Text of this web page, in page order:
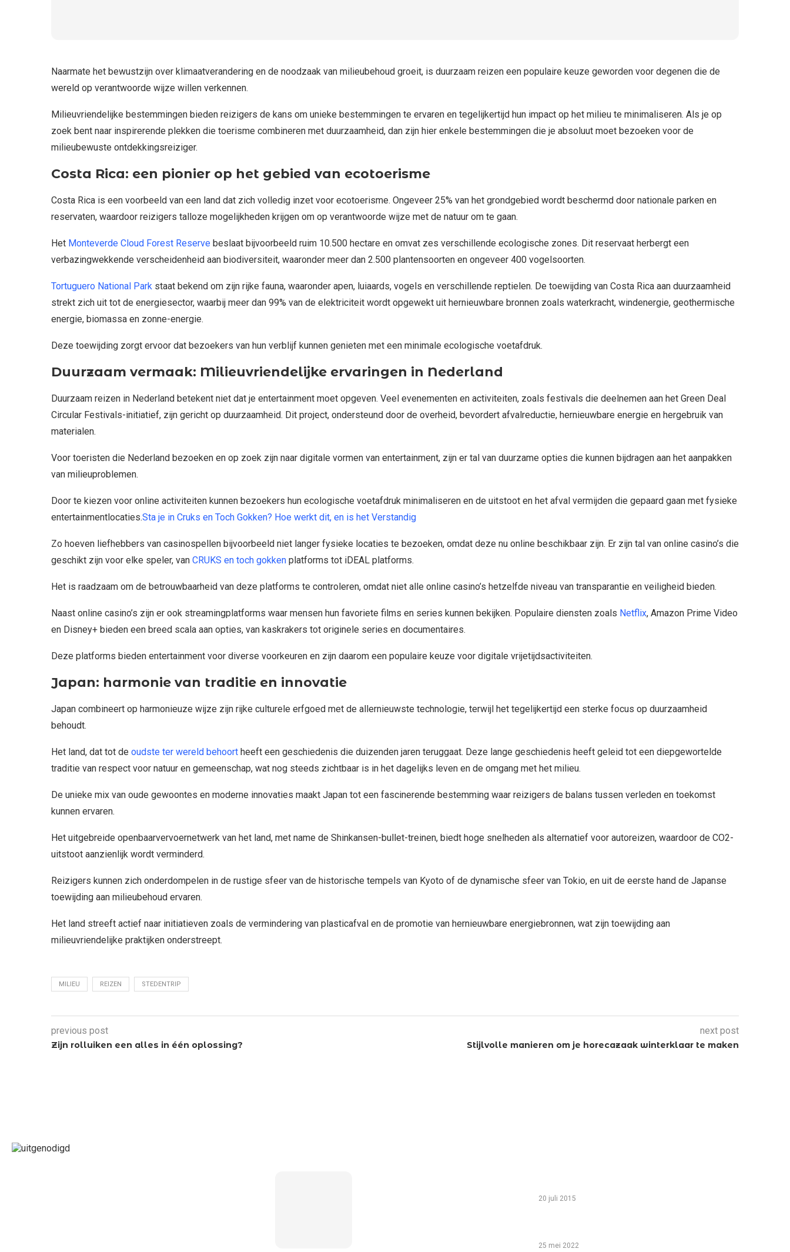
Naarmate het bewustzijn over klimaatverandering en de noodzaak van milieubehoud groeit, is duurzaam reizen een populaire keuze geworden voor degenen die de
wereld op verantwoorde wijze willen verkennen.
Milieuvriendelijke bestemmingen bieden reizigers de kans om unieke bestemmingen te ervaren en tegelijkertijd hun impact op het milieu te minimaliseren. Als je op
zoek bent naar inspirerende plekken die toerisme combineren met duurzaamheid, dan zijn hier enkele bestemmingen die je absoluut moet bezoeken voor de
milieubewuste ontdekkingsreiziger.
Costa Rica: een pionier op het gebied van ecotoerisme
Costa Rica is een voorbeeld van een land dat zich volledig inzet voor ecotoerisme. Ongeveer 25% van het grondgebied wordt beschermd door nationale parken en
reservaten, waardoor reizigers talloze mogelijkheden krijgen om op verantwoorde wijze met de natuur om te gaan.
Het Monteverde Cloud Forest Reserve beslaat bijvoorbeeld ruim 10.500 hectare en omvat zes verschillende ecologische zones. Dit reservaat herbergt een
verbazingwekkende verscheidenheid aan biodiversiteit, waaronder meer dan 2.500 plantensoorten en ongeveer 400 vogelsoorten.
Tortuguero National Park staat bekend om zijn rijke fauna, waaronder apen, luiaards, vogels en verschillende reptielen. De toewijding van Costa Rica aan duurzaamheid
strekt zich uit tot de energiesector, waarbij meer dan 99% van de elektriciteit wordt opgewekt uit hernieuwbare bronnen zoals waterkracht, windenergie, geothermische
energie, biomassa en zonne-energie.
Deze toewijding zorgt ervoor dat bezoekers van hun verblijf kunnen genieten met een minimale ecologische voetafdruk.
Duurzaam vermaak: Milieuvriendelijke ervaringen in Nederland
Duurzaam reizen in Nederland betekent niet dat je entertainment moet opgeven. Veel evenementen en activiteiten, zoals festivals die deelnemen aan het Green Deal
Circular Festivals-initiatief, zijn gericht op duurzaamheid. Dit project, ondersteund door de overheid, bevordert afvalreductie, hernieuwbare energie en hergebruik van
materialen.
Voor toeristen die Nederland bezoeken en op zoek zijn naar digitale vormen van entertainment, zijn er tal van duurzame opties die kunnen bijdragen aan het aanpakken
van milieuproblemen.
Door te kiezen voor online activiteiten kunnen bezoekers hun ecologische voetafdruk minimaliseren en de uitstoot en het afval vermijden die gepaard gaan met fysieke
entertainmentlocaties.Sta je in Cruks en Toch Gokken? Hoe werkt dit, en is het Verstandig
Zo hoeven liefhebbers van casinospellen bijvoorbeeld niet langer fysieke locaties te bezoeken, omdat deze nu online beschikbaar zijn. Er zijn tal van online casino’s die
geschikt zijn voor elke speler, van CRUKS en toch gokken platforms tot iDEAL platforms.
Het is raadzaam om de betrouwbaarheid van deze platforms te controleren, omdat niet alle online casino’s hetzelfde niveau van transparantie en veiligheid bieden.
Naast online casino’s zijn er ook streamingplatforms waar mensen hun favoriete films en series kunnen bekijken. Populaire diensten zoals Netflix, Amazon Prime Video
en Disney+ bieden een breed scala aan opties, van kaskrakers tot originele series en documentaires.
Deze platforms bieden entertainment voor diverse voorkeuren en zijn daarom een populaire keuze voor digitale vrijetijdsactiviteiten.
Japan: harmonie van traditie en innovatie
Japan combineert op harmonieuze wijze zijn rijke culturele erfgoed met de allernieuwste technologie, terwijl het tegelijkertijd een sterke focus op duurzaamheid
behoudt.
Het land, dat tot de oudste ter wereld behoort heeft een geschiedenis die duizenden jaren teruggaat. Deze lange geschiedenis heeft geleid tot een diepgewortelde
traditie van respect voor natuur en gemeenschap, wat nog steeds zichtbaar is in het dagelijks leven en de omgang met het milieu.
De unieke mix van oude gewoontes en moderne innovaties maakt Japan tot een fascinerende bestemming waar reizigers de balans tussen verleden en toekomst
kunnen ervaren.
Het uitgebreide openbaarvervoernetwerk van het land, met name de Shinkansen-bullet-treinen, biedt hoge snelheden als alternatief voor autoreizen, waardoor de CO2-
uitstoot aanzienlijk wordt verminderd.
Reizigers kunnen zich onderdompelen in de rustige sfeer van de historische tempels van Kyoto of de dynamische sfeer van Tokio, en uit de eerste hand de Japanse
toewijding aan milieubehoud ervaren.
Het land streeft actief naar initiatieven zoals de vermindering van plasticafval en de promotie van hernieuwbare energiebronnen, wat zijn toewijding aan
milieuvriendelijke praktijken onderstreept.
MILIEU REIZEN STEDENTRIP
previous post
Zijn rolluiken een alles in één oplossing?
next post
Stijlvolle manieren om je horecazaak winterklaar te maken
20 juli 2015
25 mei 2022